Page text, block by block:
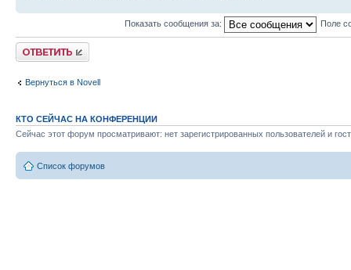
Показать сообщения за: Поле
Ответить
Вернуться в Novell
КТО СЕЙЧАС НА КОНФЕРЕНЦИИ
Сейчас этот форум просматривают: нет зарегистрированных пользователей и
Список форумов